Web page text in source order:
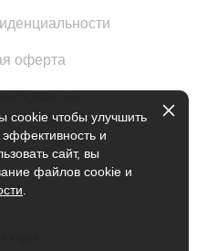
оферта
переулок 1с2
Е.Е.
cookie чтобы улучшить
эффективность и
сайт, вы
файлов cookie и